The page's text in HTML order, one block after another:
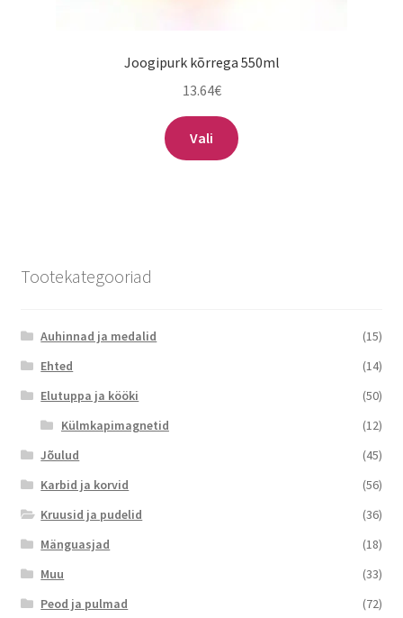
Joogipurk kõrrega 550ml
13.64€
Vali
tootel
Tootekategooriad
Auhinnad ja medalid
(15)
Ehted
(14)
Elutuppa ja kööki
(50)
Külmkapimagnetid
(12)
Jõulud
(45)
Karbid ja korvid
(56)
Kruusid ja pudelid
(36)
Mänguasjad
(18)
Muu
(33)
Peod ja pulmad
(72)